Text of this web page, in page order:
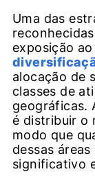
Uma das
exposição
alocação de
classes de
geográficas.
é distribuir o
modo que
dessas
significativo